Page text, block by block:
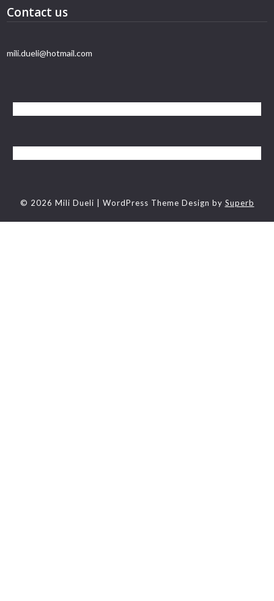
Contact us
mili.dueli@hotmail.com
© 2026 Mili Dueli | WordPress Theme Design by Superb